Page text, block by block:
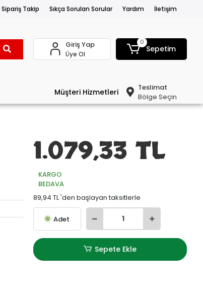
Sipariş Takip Sıkça Sorulan Sorular Yardım İletişim
Giriş Yap
Üye Ol
0
Sepetim
Müşteri Hizmetleri
Teslimat
Bölge Seçin
1.079,33 TL
KARGO
BEDAVA
89,94 TL 'den başlayan taksitlerle
Adet
Sepete Ekle